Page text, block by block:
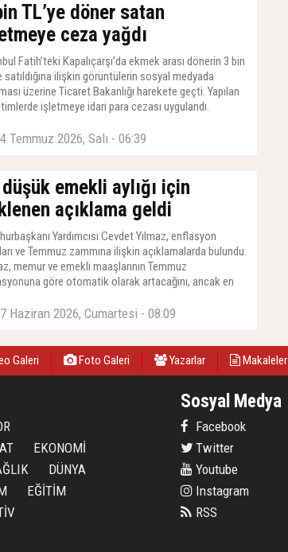
TL’ye döner satan
ceza yağdı
Fatih’teki Kapalıçarşı’da ekmek arası dönerin 3 bin
satıldığına ilişkin görüntülerin sosyal medyada
üzerine Ticaret Bakanlığı harekete geçti. Yapılan
işletmeye idari para cezası uygulandı.
Temmuz 2026, Salı - 06:39
düşük emekli aylığı için
açıklama geldi
Yardımcısı Cevdet Yılmaz, enflasyon
ve Temmuz zammına ilişkin açıklamalarda bulundu.
memur ve emekli maaşlarının Temmuz
göre otomatik olarak artacağını, ancak en
çıkarılması gerektiğini duyurdu. Yılmaz, ''O konuda
Haziran 2026, Cumartesi - 08:09
Galeri Foto Galeri Yazarlar Makaleler
EKONOMİ
DÜNYA
EĞİTİM
Sosyal Medya
Facebook
Twitter
Youtube
Instagram
RSS